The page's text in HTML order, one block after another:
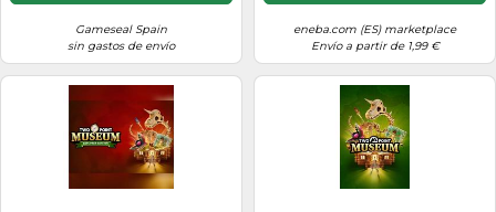
Gameseal Spain
sin gastos de envío
eneba.com (ES) marketplace
Envío a partir de 1,99 €